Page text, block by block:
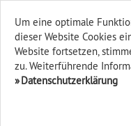
Um eine optimale
dieser Website Cookies
Website fort­setzen,
zu. Weiterführende
Datenschutzerklärung